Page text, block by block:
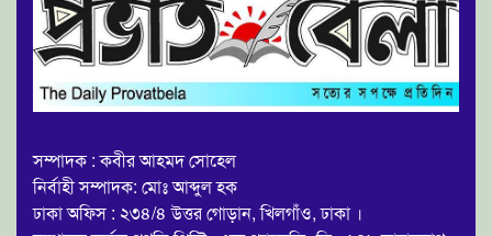
সম্পাদক : কবীর আহমদ সোহেল
নির্বাহী সম্পাদক: মোঃ আব্দুল হক
ঢাকা অফিস : ২৩৪/৪ উত্তর গোড়ান, খিলগাঁও, ঢাকা ।